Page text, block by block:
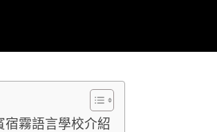
霧語言學校介紹